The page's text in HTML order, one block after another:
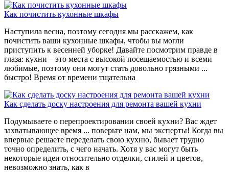
Как почистить кухонные шкафы
Наступила весна, поэтому сегодня мы расскажем, как
почистить ваши кухонные шкафы, чтобы вы могли
приступить к весенней уборке! Давайте посмотрим правде в
глаза: кухни – это места с высокой посещаемостью и всеми
любимые, поэтому они могут стать довольно грязными ...
быстро! Время от времени тщательна
Как сделать доску настроения для ремонта вашей кухни
Подумываете о перепроектировании своей кухни? Вас ждет
захватывающее время ... поверьте нам, мы эксперты! Когда вы
впервые решаете переделать свою кухню, бывает трудно
точно определить, с чего начать. Хотя у вас могут быть
некоторые идеи относительно отделки, стилей и цветов,
невозможно знать, как в